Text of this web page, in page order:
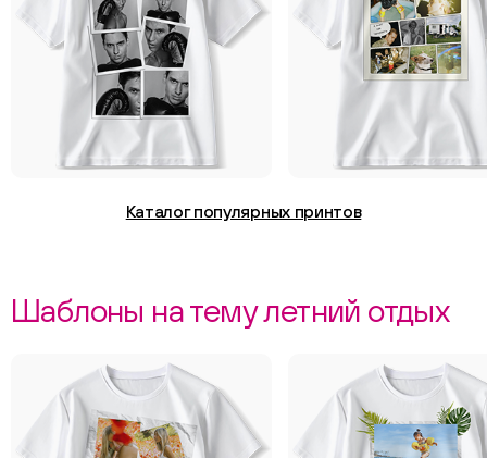
Каталог популярных принтов
Шаблоны на тему летний отдых